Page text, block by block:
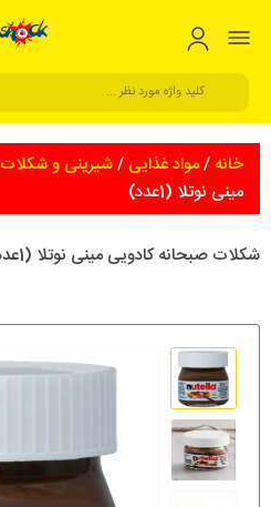
خانه /مواد غذایی /شیرینی و شکلات
مینی نوتلا (1عدد)
شکلات صبحانه کادویی مینی نوتلا (1عدد)